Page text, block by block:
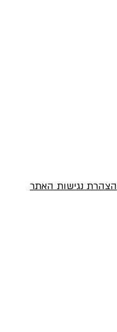
הצהרת נגישות האתר